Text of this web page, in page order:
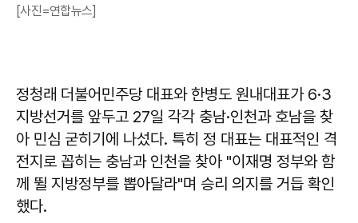
[사진=연합뉴스]
정청래 더불어민주당 대표와 한병도 원내대표가 6·3
지방선거를 앞두고 27일 각각 충남·인천과 호남을 찾
아 민심 굳히기에 나섰다. 특히 정 대표는 대표적인 격
전지로 꼽히는 충남과 인천을 찾아 "이재명 정부와 함
께 뛸 지방정부를 뽑아달라"며 승리 의지를 거듭 확인
했다.